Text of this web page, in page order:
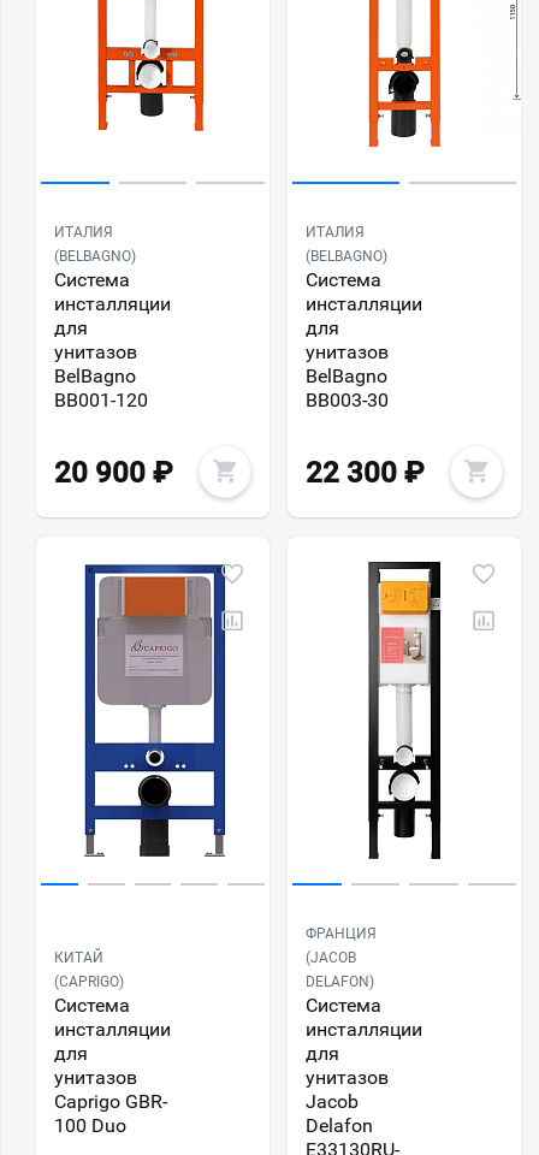
ИТАЛИЯ
(BELBAGNO)
Система
инсталляции
для
унитазов
BelBagno
BB001-120
20 900 ₽
ИТАЛИЯ
(BELBAGNO)
Система
инсталляции
для
унитазов
BelBagno
BB003-30
22 300 ₽
КИТАЙ
(CAPRIGO)
Система
инсталляции
для
унитазов
Caprigo GBR-
100 Duo
ФРАНЦИЯ
(JACOB
DELAFON)
Система
инсталляции
для
унитазов
Jacob
Delafon
E33130RU-